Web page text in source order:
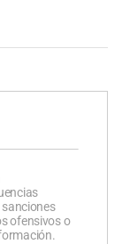
sanciones
ofensivos o